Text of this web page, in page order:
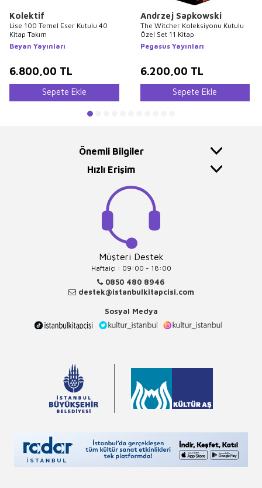
Kolektif
Lise 100 Temel Eser Kutulu 40
Kitap Takım
Beyan Yayınları
6.800,00 TL
Sepete Ekle
Andrzej Sapkowski
The Witcher Koleksiyonu Kutulu
Özel Set 11 Kitap
Pegasus Yayınları
6.200,00 TL
Sepete Ekle
Önemli Bilgiler
Hızlı Erişim
Müşteri Destek
Haftaiçi : 09:00 - 18:00
0850 480 8946
destek@istanbulkitapcisi.com
Sosyal Medya